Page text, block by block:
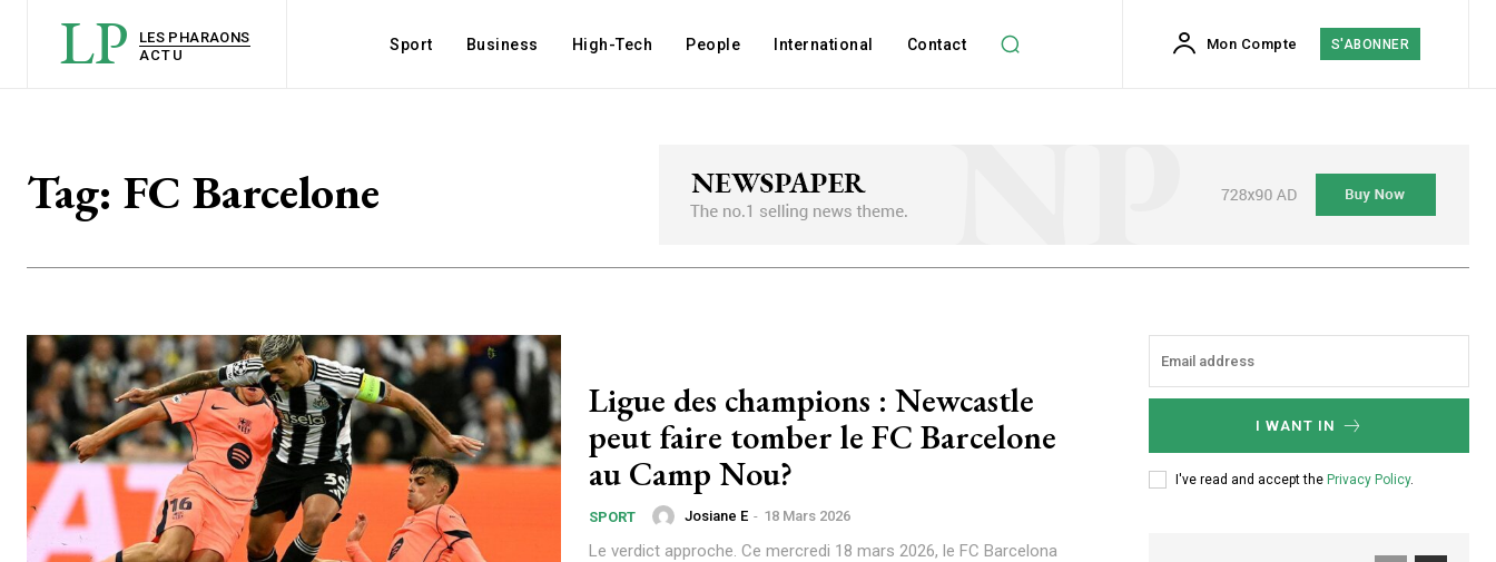
LP
LES PHARAONS
ACTU
Sport Business High-Tech People International Contact Mon Compte S'ABONNER
Tag: FC Barcelone
Ligue des champions : Newcastle
peut faire tomber le FC Barcelone
au Camp Nou?
SPORT Josiane E - 18 Mars 2026
Le verdict approche. Ce mercredi 18 mars 2026, le FC Barcelona
I WANT IN
I've read and accept the Privacy Policy.